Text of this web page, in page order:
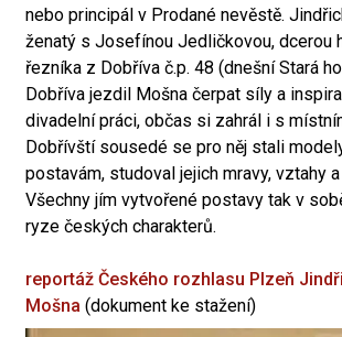
nebo principál v Prodané nevěstě.
ženatý s Josefínou Jedličkovou, dcerou
řezníka z Dobříva č.p. 48 (dnešní Stará
Dobříva jezdil Mošna čerpat síly a
divadelní práci, občas si zahrál i s
Dobřívští sousedé se pro něj stali
postavám, studoval jejich mravy, vztahy
Všechny jím vytvořené postavy tak v
ryze českých charakterů.
reportáž Českého rozhlasu Plzeň
Mošna (dokument ke stažení)